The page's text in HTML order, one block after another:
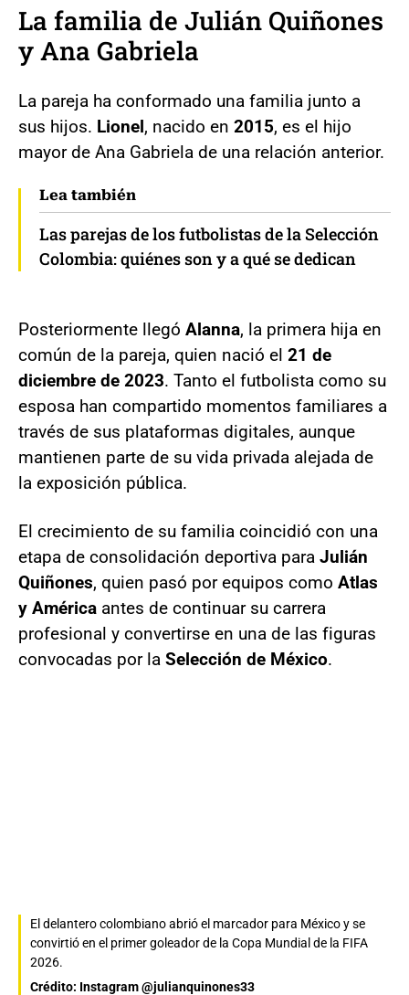
La familia de Julián Quiñones
y Ana Gabriela
La pareja ha conformado una familia junto a
sus hijos. Lionel, nacido en 2015, es el hijo
mayor de Ana Gabriela de una relación anterior.
Lea también
Las parejas de los futbolistas de la Selección
Colombia: quiénes son y a qué se dedican
Posteriormente llegó Alanna, la primera hija en
común de la pareja, quien nació el 21 de
diciembre de 2023. Tanto el futbolista como su
esposa han compartido momentos familiares a
través de sus plataformas digitales, aunque
mantienen parte de su vida privada alejada de
la exposición pública.
El crecimiento de su familia coincidió con una
etapa de consolidación deportiva para Julián
Quiñones, quien pasó por equipos como Atlas
y América antes de continuar su carrera
profesional y convertirse en una de las figuras
convocadas por la Selección de México.
El delantero colombiano abrió el marcador para México y se
convirtió en el primer goleador de la Copa Mundial de la FIFA
2026.
Crédito: Instagram @julianquinones33